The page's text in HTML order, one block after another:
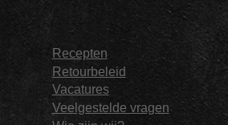
Recepten
Retourbeleid
Vacatures
Veelgestelde vragen